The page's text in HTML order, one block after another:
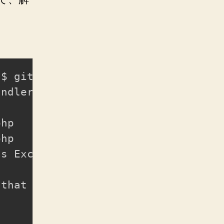
git diff app/Exceptions/
b/laravel/app/Exceptions/